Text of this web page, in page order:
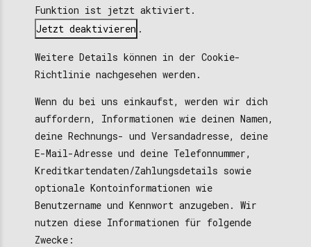
Funktion ist jetzt aktiviert.
Jetzt deaktivieren .
Weitere Details können in der Cookie-
Richtlinie nachgesehen werden.
Wenn du bei uns einkaufst, werden wir dich
auffordern, Informationen wie deinen Namen,
deine Rechnungs- und Versandadresse, deine
E-Mail-Adresse und deine Telefonnummer,
Kreditkartendaten/Zahlungsdetails sowie
optionale Kontoinformationen wie
Benutzername und Kennwort anzugeben. Wir
nutzen diese Informationen für folgende
Zwecke: